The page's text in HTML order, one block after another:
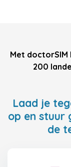
Met doctorSIM
200
Laad je
op en stuur
de